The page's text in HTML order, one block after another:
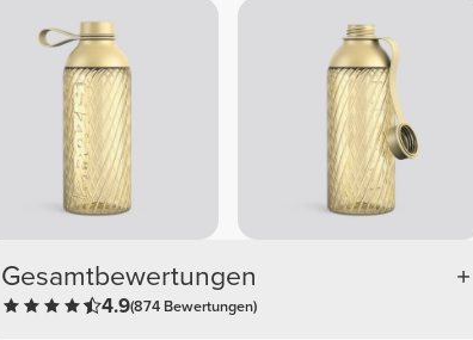
Gesamtbewertungen
4.9(874 Bewertungen)